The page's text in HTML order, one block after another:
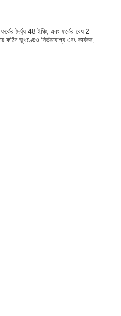
দৈর্ঘ্য 48 ইঞ্চি, এবং ফর্কের বেধ 2
ভূখণ্ডেও নির্ভরযোগ্য এবং কার্যকর,